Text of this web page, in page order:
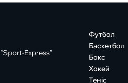
Express"
Футбол
Баскетбол
Бокс
Хокей
Теніс